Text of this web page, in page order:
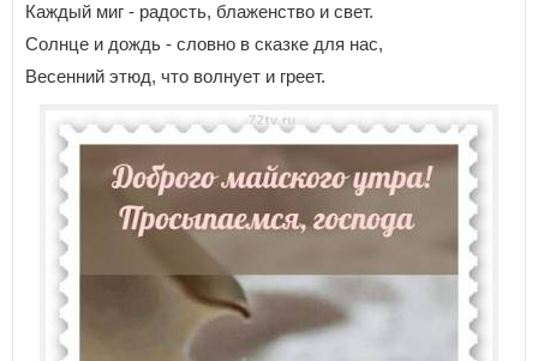
Каждый миг - радость, блаженство и свет.
Солнце и дождь - словно в сказке для нас,
Весенний этюд, что волнует и греет.